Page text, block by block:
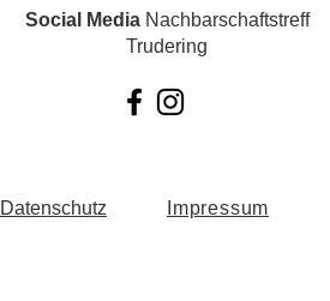
Social MediaNachbarschaftstreff
Trudering
Datenschutz Impressum